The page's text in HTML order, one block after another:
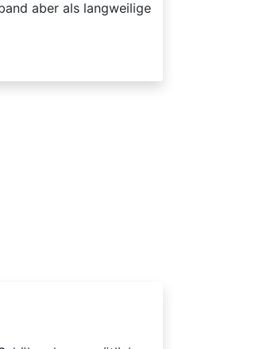
aber als langweilige